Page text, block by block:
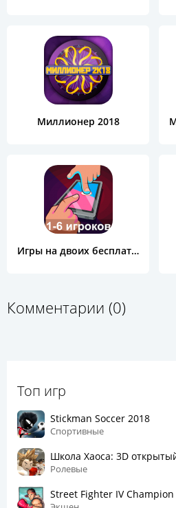
Миллионер 2018
Игры на двоих бесплатно
Комментарии (0)
Топ игр
Stickman Soccer 2018
Спортивные
Школа Хаоса: 3D
Ролевые
Street Fighter IV